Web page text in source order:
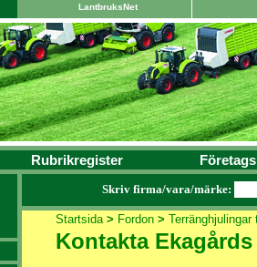
LantbruksNet
Rubrikregister
Skriv firma/vara/märke:
Startsida> Fordon> Terränghjulingar
Kontakta